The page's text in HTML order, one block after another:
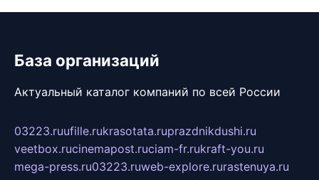
База организаций
Актуальный каталог компаний по всей России
03223.ruufille.rukrasotata.ruprazdnikdushi.ru
veetbox.rucinemapost.ruciam-fr.rukraft-you.ru
mega-press.ru03223.ruweb-explore.rurastenuya.ru